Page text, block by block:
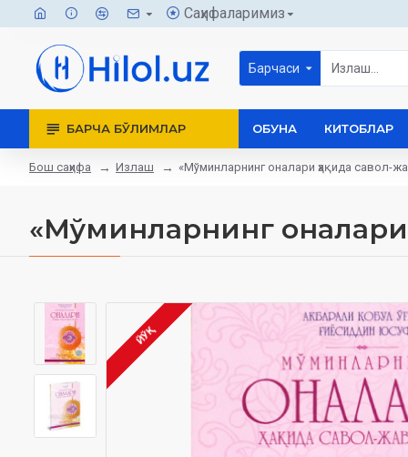
Саҳифаларимиз
Барчаси
БАРЧА БЎЛИМЛАР ОБУНА КИТОБЛАР
Бош саҳифа Излаш «Мўминларнинг оналари ҳақида савол-
«Мўминларнинг оналари
ЙЎҚ